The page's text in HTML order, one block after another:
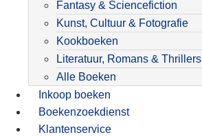
Fantasy & Sciencefiction
Kunst, Cultuur & Fotografie
Kookboeken
Literatuur, Romans & Thrillers
Alle Boeken
Inkoop boeken
Boekenzoekdienst
Klantenservice